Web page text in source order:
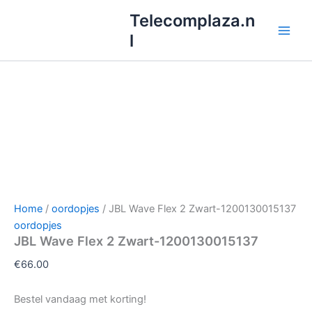
inhoud
Telecomplaza.n
l
Home / oordopjes / JBL Wave Flex 2 Zwart-1200130015137
oordopjes
JBL Wave Flex 2 Zwart-1200130015137
€66.00
Bestel vandaag met korting!